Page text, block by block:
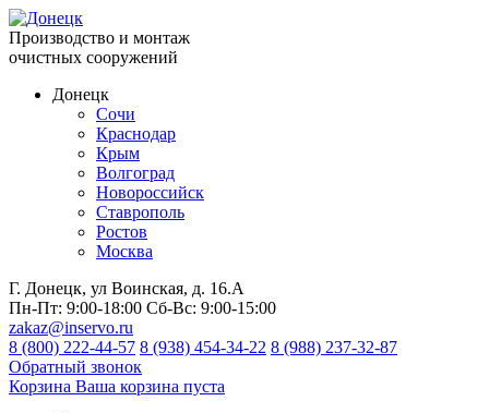
Производство и монтаж
очистных сооружений
Донецк
Сочи
Краснодар
Крым
Волгоград
Новороссийск
Ставрополь
Ростов
Москва
Г. Донецк, ул Воинская, д. 16.А
Пн-Пт: 9:00-18:00 Сб-Вс: 9:00-15:00
zakaz@inservo.ru
8 (800) 222-44-57 8 (938) 454-34-22 8 (988) 237-32-87
Обратный звонок
Корзина Ваша корзина пуста